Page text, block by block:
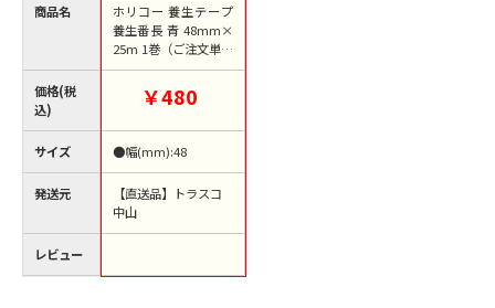
商品名
価格(税
込)
サイズ
発送元
レビュー
ホリコー 養生テープ
養生番長 青 48mm×
25m 1巻（ご注文単位
1巻）【直送品】
￥480
●幅(mm):48
【直送品】トラスコ
中山